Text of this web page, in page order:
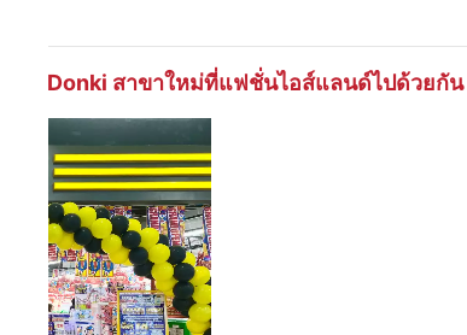
าเข้า Donki สาขาใหม่ที่แฟชั่นไอส์แลนด์ไปด้วยกัน